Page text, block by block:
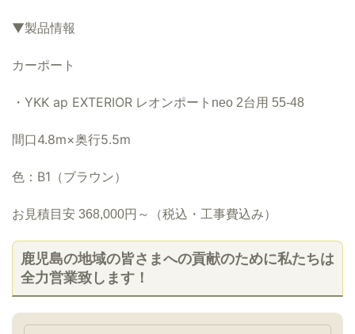
▼製品情報
カーポート
・ YKK ap EXTERIOR レオンポートneo 2台用 55-48
間口4.8m×奥行5.5m
色： B1 （ブラウン）
お見積目安 368,000円 ～（税込・工事費込み）
鹿児島の地域の皆さまへの貢献のために私たちは
全力営業致します！